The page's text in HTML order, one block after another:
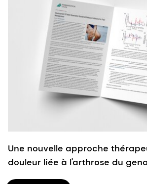
Une nouvelle approche
douleur liée à l'arthrose du